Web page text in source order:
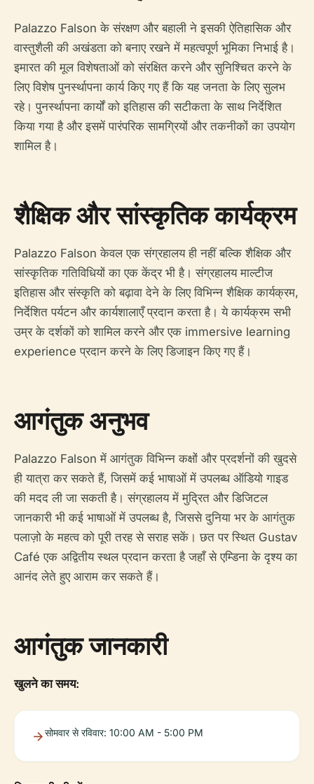
Palazzo Falson के संरक्षण और बहाली ने इसकी ऐतिहासिक और
वास्तुशैली की अखंडता को बनाए रखने में महत्वपूर्ण भूमिका निभाई है।
इमारत की मूल विशेषताओं को संरक्षित करने और सुनिश्चित करने के
लिए विशेष पुनर्स्थापना कार्य किए गए हैं कि यह जनता के लिए सुलभ
रहे। पुनर्स्थापना कार्यों को इतिहास की सटीकता के साथ निर्देशित
किया गया है और इसमें पारंपरिक सामग्रियों और तकनीकों का उपयोग
शामिल है।
शैक्षिक और सांस्कृतिक कार्यक्रम
Palazzo Falson केवल एक संग्रहालय ही नहीं बल्कि शैक्षिक और
सांस्कृतिक गतिविधियों का एक केंद्र भी है। संग्रहालय माल्टीज
इतिहास और संस्कृति को बढ़ावा देने के लिए विभिन्न शैक्षिक कार्यक्रम,
निर्देशित पर्यटन और कार्यशालाएँ प्रदान करता है। ये कार्यक्रम सभी
उम्र के दर्शकों को शामिल करने और एक immersive learning
experience प्रदान करने के लिए डिजाइन किए गए हैं।
आगंतुक अनुभव
Palazzo Falson में आगंतुक विभिन्न कक्षों और प्रदर्शनों की खुदसे
ही यात्रा कर सकते हैं, जिसमें कई भाषाओं में उपलब्ध ऑडियो गाइड
की मदद ली जा सकती है। संग्रहालय में मुद्रित और डिजिटल
जानकारी भी कई भाषाओं में उपलब्ध है, जिससे दुनिया भर के आगंतुक
पलाज़ो के महत्व को पूरी तरह से सराह सकें। छत पर स्थित Gustav
Café एक अद्वितीय स्थल प्रदान करता है जहाँ से एम्डिना के दृश्य का
आनंद लेते हुए आराम कर सकते हैं।
आगंतुक जानकारी
खुलने का समय:
सोमवार से रविवार: 10:00 AM - 5:00 PM